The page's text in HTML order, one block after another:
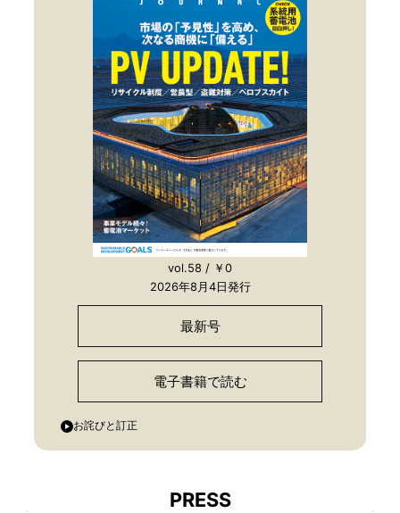
vol.58 / ￥0
2026年8月4日発行
最新号
電子書籍で読む
お詫びと訂正
PRESS